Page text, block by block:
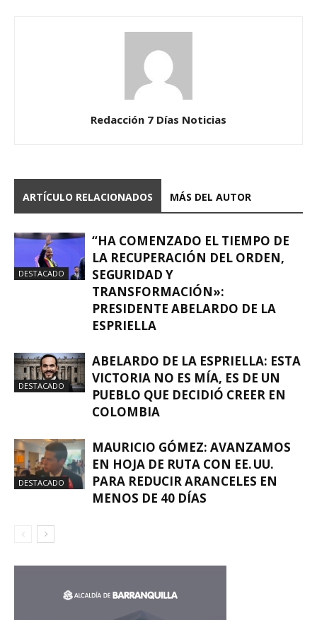
Redacción 7 Días Noticias
ARTÍCULO RELACIONADOS MÁS DEL AUTOR
DESTACADO
“HA COMENZADO EL TIEMPO DE
LA RECUPERACIÓN DEL ORDEN,
SEGURIDAD Y
TRANSFORMACIÓN»:
PRESIDENTE ABELARDO DE LA
ESPRIELLA
DESTACADO
ABELARDO DE LA ESPRIELLA: ESTA
VICTORIA NO ES MÍA, ES DE UN
PUEBLO QUE DECIDIÓ CREER EN
COLOMBIA
DESTACADO
MAURICIO GÓMEZ: AVANZAMOS
EN HOJA DE RUTA CON EE. UU.
PARA REDUCIR ARANCELES EN
MENOS DE 40 DÍAS